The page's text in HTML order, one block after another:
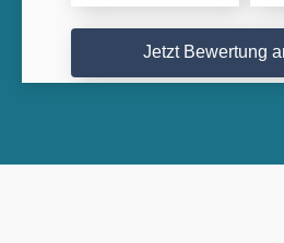
Jetzt Bewertung